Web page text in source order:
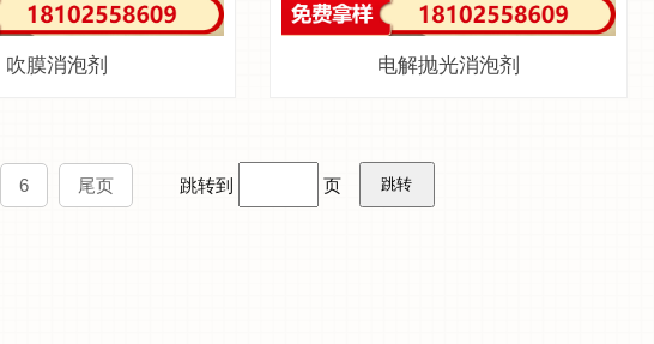
吹膜消泡剂 电解抛光消泡剂
6 尾页 跳转到 页